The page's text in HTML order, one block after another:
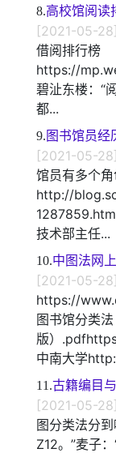
8.高校馆阅读
[2021-05-28]
借阅排行榜
https://
碧沚东楼：“
都...
9. 图书馆员经
[2021-05-28]
馆员有多个角
http://
技术部主任...
10.中图法网
[2021-05-28]
https://
图书馆分类
版）
中南大学
11.古籍编目
[2021-05-28]
图分类法分到
Z12。”麦子